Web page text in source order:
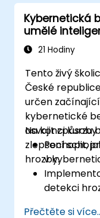
útoky.
Kybernetická
umělé
hrozby21 Hodiny
Tento živý
České
určen
kybernetické
osvojit
zlepšení
hrozby.
Na konci kurzu
Pochopit,
v
detekci
Přečtěte si